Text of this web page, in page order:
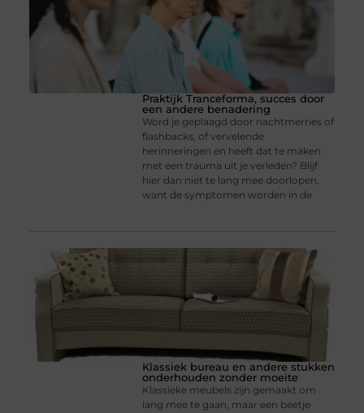
Praktijk Tranceforma, succes door
een andere benadering
Word je geplaagd door nachtmerries of
flashbacks, of vervelende
herinneringen en heeft dat te maken
met een trauma uit je verleden? Blijf
hier dan niet te lang mee doorlopen,
want de symptomen worden in de
Klassiek bureau en andere stukken
onderhouden zonder moeite
Klassieke meubels zijn gemaakt om
lang mee te gaan, maar een beetje